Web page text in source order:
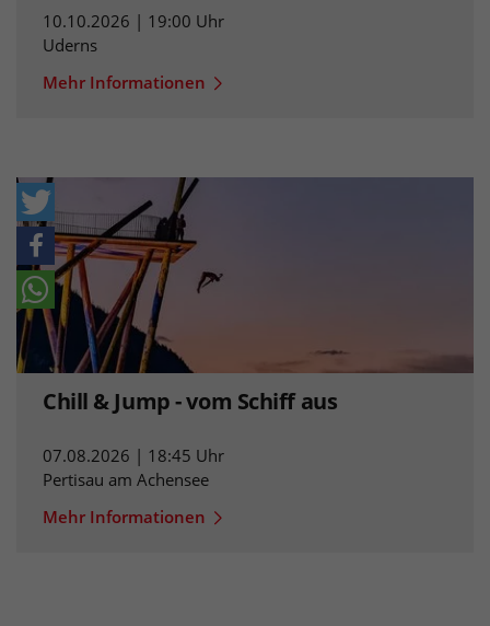
10.10.2026 | 19:00 Uhr
Uderns
Mehr Informationen
Chill & Jump - vom Schiff aus
07.08.2026 | 18:45 Uhr
Pertisau am Achensee
Mehr Informationen